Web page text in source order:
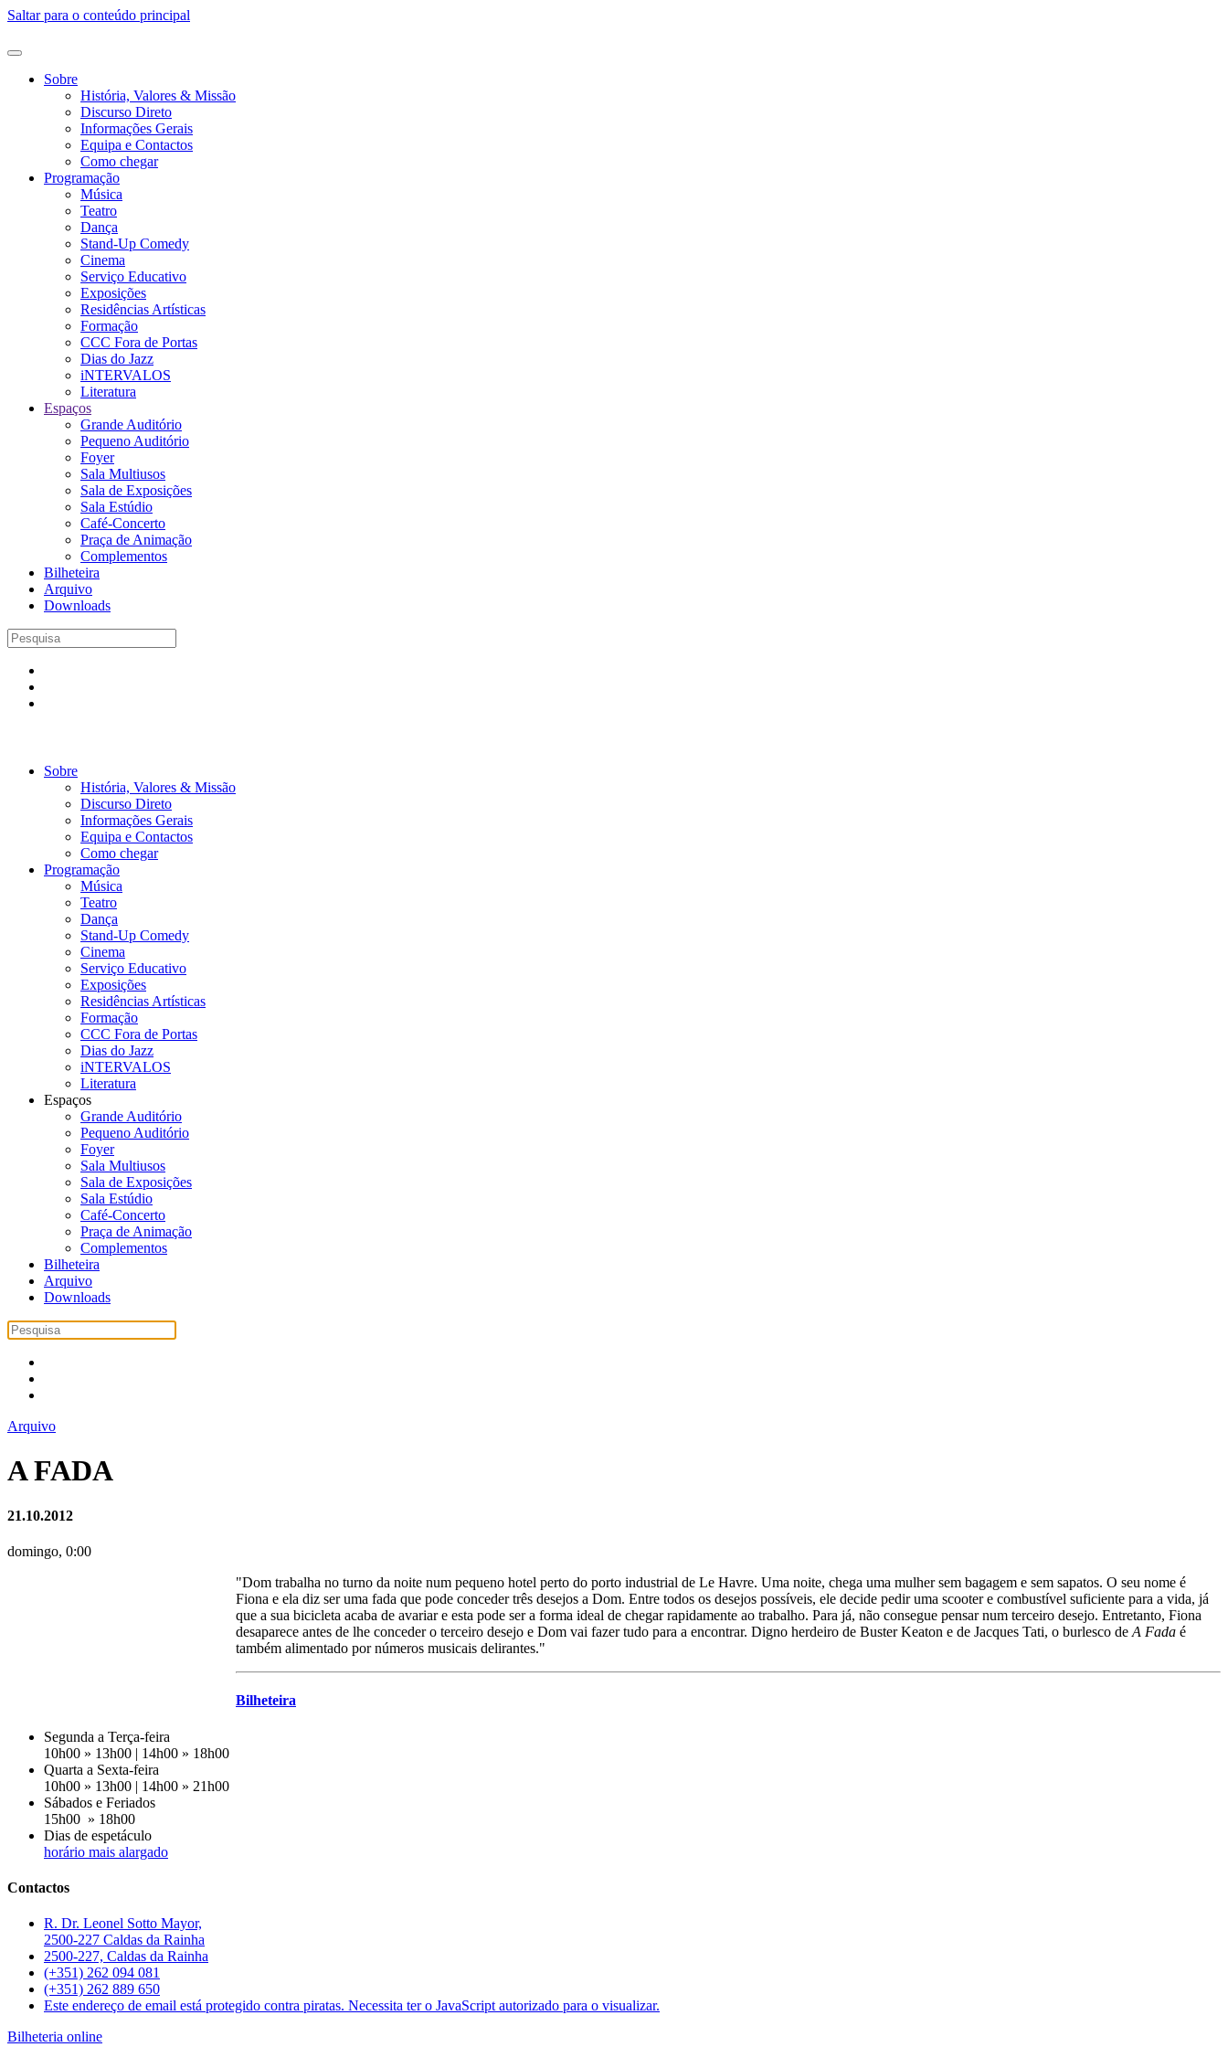
Saltar para o conteúdo principal
Sobre
História, Valores & Missão
Discurso Direto
Informações Gerais
Equipa e Contactos
Como chegar
Programação
Música
Teatro
Dança
Stand-Up Comedy
Cinema
Serviço Educativo
Exposições
Residências Artísticas
Formação
CCC Fora de Portas
Dias do Jazz
iNTERVALOS
Literatura
Espaços
Grande Auditório
Pequeno Auditório
Foyer
Sala Multiusos
Sala de Exposições
Sala Estúdio
Café-Concerto
Praça de Animação
Complementos
Bilheteira
Arquivo
Downloads
Sobre
História, Valores & Missão
Discurso Direto
Informações Gerais
Equipa e Contactos
Como chegar
Programação
Música
Teatro
Dança
Stand-Up Comedy
Cinema
Serviço Educativo
Exposições
Residências Artísticas
Formação
CCC Fora de Portas
Dias do Jazz
iNTERVALOS
Literatura
Espaços
Grande Auditório
Pequeno Auditório
Foyer
Sala Multiusos
Sala de Exposições
Sala Estúdio
Café-Concerto
Praça de Animação
Complementos
Bilheteira
Arquivo
Downloads
Arquivo
A FADA
21.10.2012
domingo, 0:00
"Dom trabalha no turno da noite num pequeno hotel perto do porto industrial de Le Havre. Uma noite, chega uma mulher sem bagagem e sem sapatos. O seu nome é
Fiona e ela diz ser uma fada que pode conceder três desejos a Dom. Entre todos os desejos possíveis, ele decide pedir uma scooter e combustível suficiente para a vida, já
que a sua bicicleta acaba de avariar e esta pode ser a forma ideal de chegar rapidamente ao trabalho. Para já, não consegue pensar num terceiro desejo. Entretanto, Fiona
desaparece antes de lhe conceder o terceiro desejo e Dom vai fazer tudo para a encontrar. Digno herdeiro de Buster Keaton e de Jacques Tati, o burlesco de A Fada é
também alimentado por números musicais delirantes."
Bilheteira
Segunda a Terça-feira
10h00 » 13h00 | 14h00 » 18h00
Quarta a Sexta-feira
10h00 » 13h00 | 14h00 » 21h00
Sábados e Feriados
15h00 » 18h00
Dias de espetáculo
horário mais alargado
Contactos
R. Dr. Leonel Sotto Mayor,
2500-227 Caldas da Rainha
2500-227, Caldas da Rainha
(+351) 262 094 081
(+351) 262 889 650
Este endereço de email está protegido contra piratas. Necessita ter o JavaScript autorizado para o visualizar.
Bilheteria online